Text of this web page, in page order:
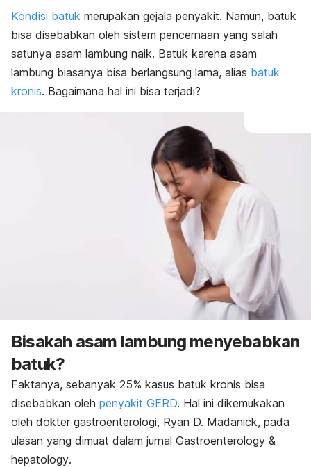
Kondisi batuk merupakan gejala penyakit. Namun, batuk
bisa disebabkan oleh sistem pencernaan yang salah
satunya asam lambung naik. Batuk karena asam
lambung biasanya bisa berlangsung lama, alias batuk
kronis. Bagaimana hal ini bisa terjadi?
Bisakah asam lambung menyebabkan
batuk?
Faktanya, sebanyak 25% kasus batuk kronis bisa
disebabkan oleh penyakit GERD. Hal ini dikemukakan
oleh dokter gastroenterologi, Ryan D. Madanick, pada
ulasan yang dimuat dalam jurnal Gastroenterology &
hepatology.